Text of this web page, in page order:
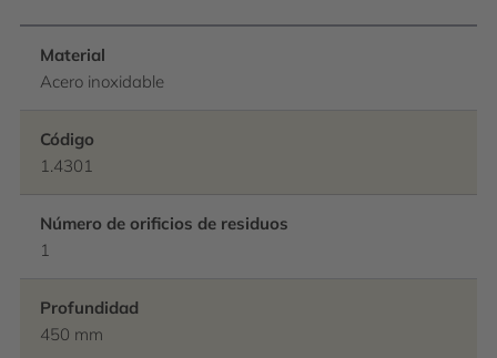
Material
Acero inoxidable
Código
1.4301
Número de orificios de residuos
1
Profundidad
450 mm